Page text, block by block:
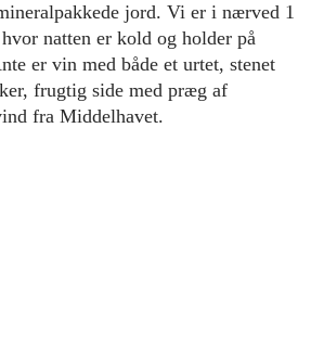
jord. Vi er i nærved 1
natten er kold og holder på
er vin med både et urtet, stenet
frugtig side med præg af
fra Middelhavet.